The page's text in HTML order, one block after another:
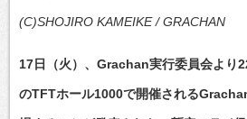
(C)SHOJIRO KAMEIKE / GRACHAN
17日（火）、Grachan実行委員会より
のTFTホール1000で開催される